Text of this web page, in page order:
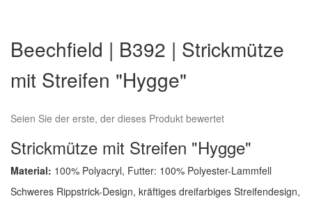
der
Bildergalerie
springen
Beechfield | B392 | Strickmütze
mit Streifen "Hygge"
Seien Sie der erste, der dieses Produkt bewertet
Strickmütze mit Streifen "Hygge"
Material: 100% Polyacryl, Futter: 100% Polyester-Lammfell
Schweres Rippstrick-Design, kräftiges dreifarbiges Streifendesign,